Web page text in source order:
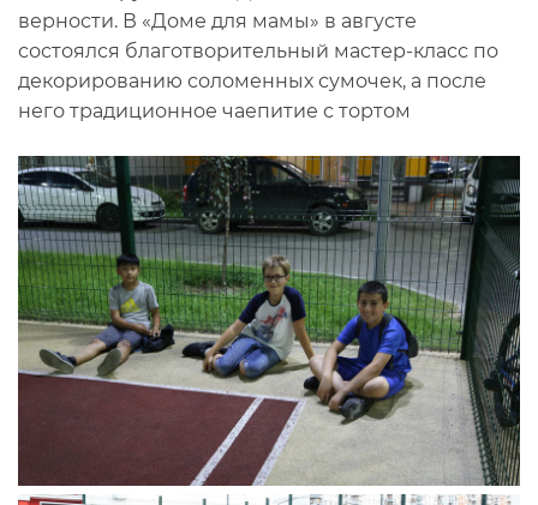
верности. В «Доме для мамы» в августе
состоялся благотворительный мастер-класс по
декорированию соломенных сумочек, а после
него традиционное чаепитие с тортом